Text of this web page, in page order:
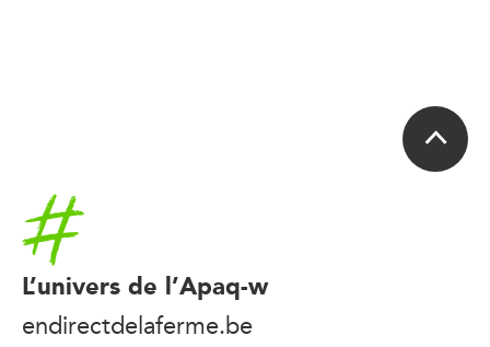
Accueil
L’univers de l’Apaq-w
endirectdelaferme.be